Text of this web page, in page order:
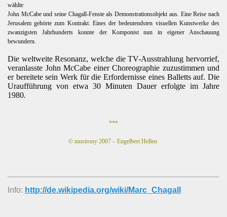
wählte
John McCabe und seine Chagall-Fenste als Demonstrationsobjekt aus. Eine Reise nach
Jerusalem gehörte zum Kontrakt. Eines der bedeutendsten visuellen Kunstwerke des
zwanzigsten Jahrhunderts konnte der Komponist nun in eigener Anschauung
bewundern.
Die weltweite Resonanz, welche die TV-Ausstrahlung hervorrief,
veranlasste John McCabe einer Choreographie zuzustimmen und
er bereitete sein Werk für die Erfordernisse eines Balletts auf. Die
Uraufführung von etwa 30 Minuten Dauer erfolgte im Jahre
1980.
***
© musirony 2007 – Engelbert Hellen
Info: http://de.wikipedia.org/wiki/Marc_Chagall